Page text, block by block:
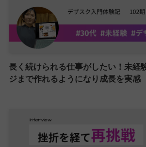
長く続けられる仕事がしたい！未経
ジまで作れるようになり成長を実感